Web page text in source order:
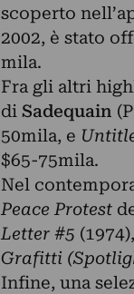
scoperto
2002, è stato
mila.
Fra gli altri
di Sadequain
50mila, e
$65-75mila.
Nel
Peace Protest
Letter #5
Grafitti
Infine, una